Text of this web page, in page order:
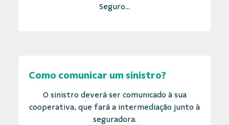
Seguro...
Como comunicar um sinistro?
O sinistro deverá ser comunicado à sua
cooperativa, que fará a intermediação junto à
seguradora.